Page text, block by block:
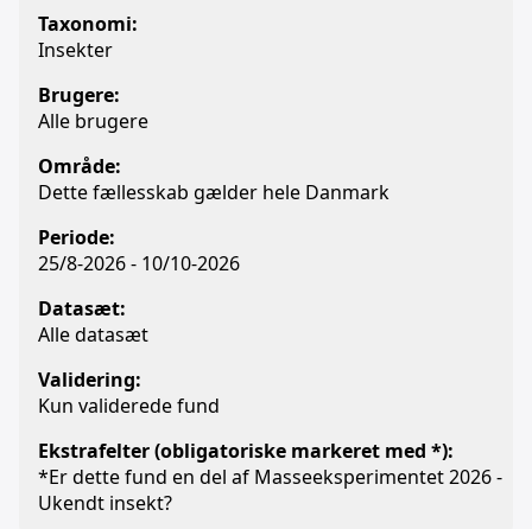
Taxonomi:
Insekter
Brugere:
Alle brugere
Område:
Dette fællesskab gælder hele Danmark
Periode:
25/8-2026 - 10/10-2026
Datasæt:
Alle datasæt
Validering:
Kun validerede fund
Ekstrafelter (obligatoriske markeret med *):
*Er dette fund en del af Masseeksperimentet 2026 -
Ukendt insekt?